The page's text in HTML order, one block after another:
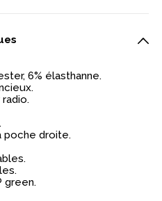
6% élasthanne.
poche droite.
green.